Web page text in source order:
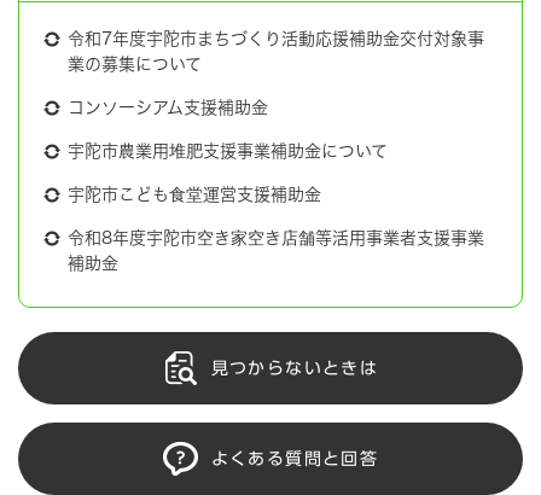
令和7年度宇陀市まちづくり活動応援補助金交付対象事
業の募集について
コンソーシアム支援補助金
宇陀市農業用堆肥支援事業補助金について
宇陀市こども食堂運営支援補助金
令和8年度宇陀市空き家空き店舗等活用事業者支援事業
補助金
見つからないときは
よくある質問と回答